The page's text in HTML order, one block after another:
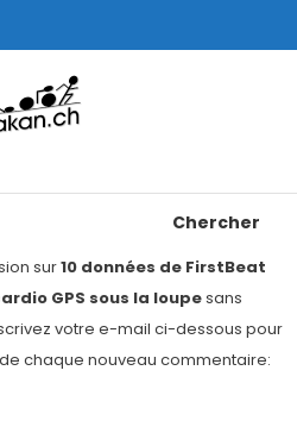
Chercher
sur10 données de FirstBeat
GPS sous la loupesans
votre e-mail ci-dessous pour
chaque nouveau commentaire: